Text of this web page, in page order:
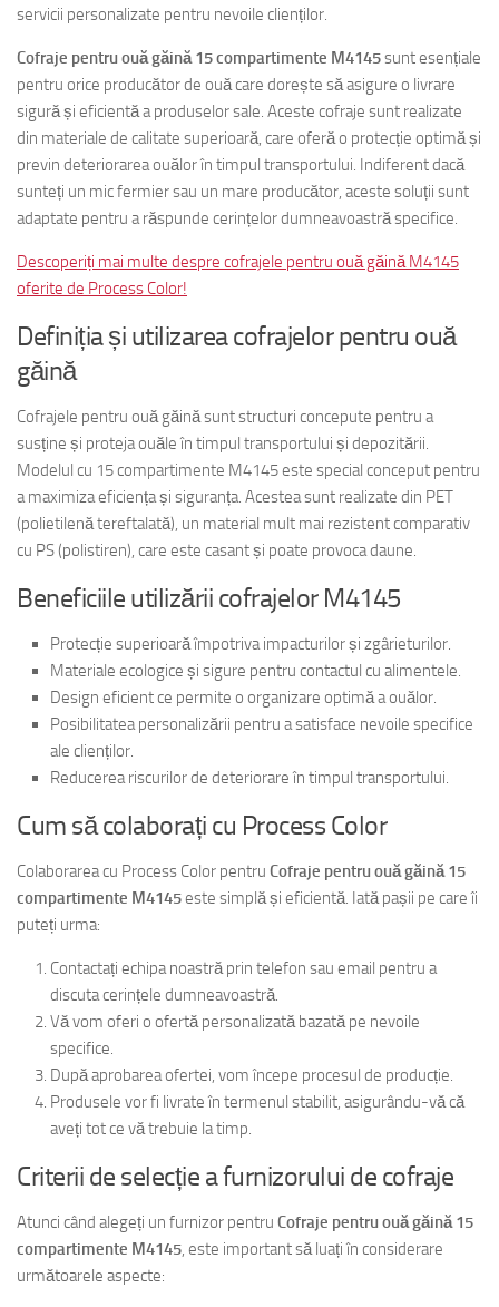
servicii personalizate pentru nevoile clienților.
Cofraje pentru ouă găină 15 compartimente M4145sunt esențiale
pentru orice producător de ouă care dorește să asigure o livrare
sigură și eficientă a produselor sale. Aceste cofraje sunt realizate
din materiale de calitate superioară, care oferă o protecție optimă și
previn deteriorarea ouălor în timpul transportului. Indiferent dacă
sunteți un mic fermier sau un mare producător, aceste soluții sunt
adaptate pentru a răspunde cerințelor dumneavoastră specifice.
Descoperiți mai multe despre cofrajele pentru ouă găină M4145
oferite de Process Color!
Definiția și utilizarea cofrajelor pentru ouă
găină
Cofrajele pentru ouă găină sunt structuri concepute pentru a
susține și proteja ouăle în timpul transportului și depozitării.
Modelul cu 15 compartimente M4145 este special conceput pentru
a maximiza eficiența și siguranța. Acestea sunt realizate din PET
(polietilenă tereftalată), un material mult mai rezistent comparativ
cu PS (polistiren), care este casant și poate provoca daune.
Beneficiile utilizării cofrajelor M4145
Protecție superioară împotriva impacturilor și zgârieturilor.
Materiale ecologice și sigure pentru contactul cu alimentele.
Design eficient ce permite o organizare optimă a ouălor.
Posibilitatea personalizării pentru a satisface nevoile specifice
ale clienților.
Reducerea riscurilor de deteriorare în timpul transportului.
Cum să colaborați cu Process Color
Colaborarea cu Process Color pentru Cofraje pentru ouă găină 15
compartimente M4145este simplă și eficientă. Iată pașii pe care îi
puteți urma:
Contactați echipa noastră prin telefon sau email pentru a
discuta cerințele dumneavoastră.
Vă vom oferi o ofertă personalizată bazată pe nevoile
specifice.
După aprobarea ofertei, vom începe procesul de producție.
Produsele vor fi livrate în termenul stabilit, asigurându-vă că
aveți tot ce vă trebuie la timp.
Criterii de selecție a furnizorului de cofraje
Atunci când alegeți un furnizor pentru Cofraje pentru ouă găină 15
compartimente M4145, este important să luați în considerare
următoarele aspecte: